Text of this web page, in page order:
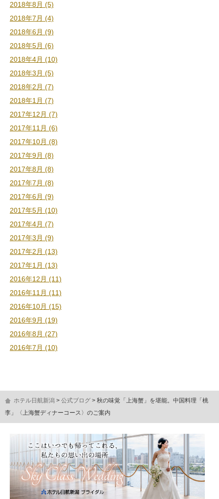
2018年8月 (5)
2018年7月 (4)
2018年6月 (9)
2018年5月 (6)
2018年4月 (10)
2018年3月 (5)
2018年2月 (7)
2018年1月 (7)
2017年12月 (7)
2017年11月 (6)
2017年10月 (8)
2017年9月 (8)
2017年8月 (8)
2017年7月 (8)
2017年6月 (9)
2017年5月 (10)
2017年4月 (7)
2017年3月 (9)
2017年2月 (13)
2017年1月 (13)
2016年12月 (11)
2016年11月 (11)
2016年10月 (15)
2016年9月 (19)
2016年8月 (27)
2016年7月 (10)
ホテル日航新潟 公式ブログ
秋の味覚「上海蟹」を堪能。中国料理「桃
李」〈上海蟹ディナーコース〉のご案内